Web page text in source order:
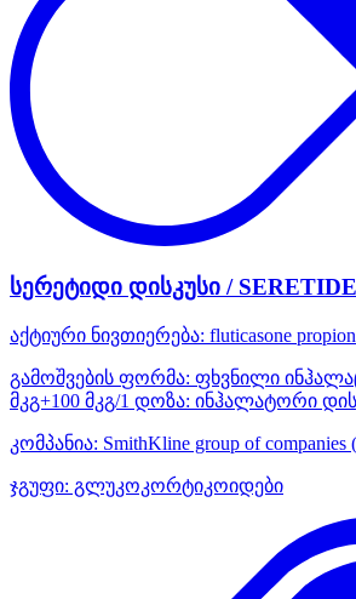
სერეტიდი დისკუსი /
აქტიური ნივთიერება: fluticasone
გამოშვების ფორმა: ფხვნილი
მკგ+100 მკგ/1 დოზა: ინჰალატორი
კომპანია: SmithKline group of companies
ჯგუფი: გლუკოკორტიკოიდები